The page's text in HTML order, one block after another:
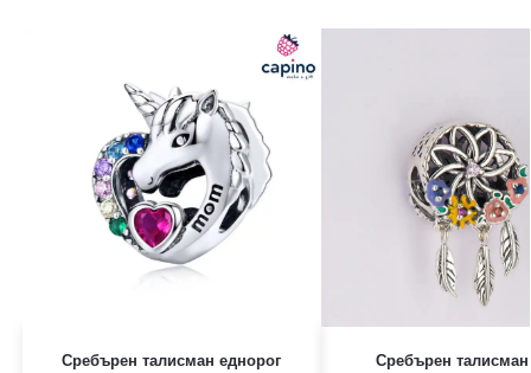
Сребърен талисман еднорог
Сребърен